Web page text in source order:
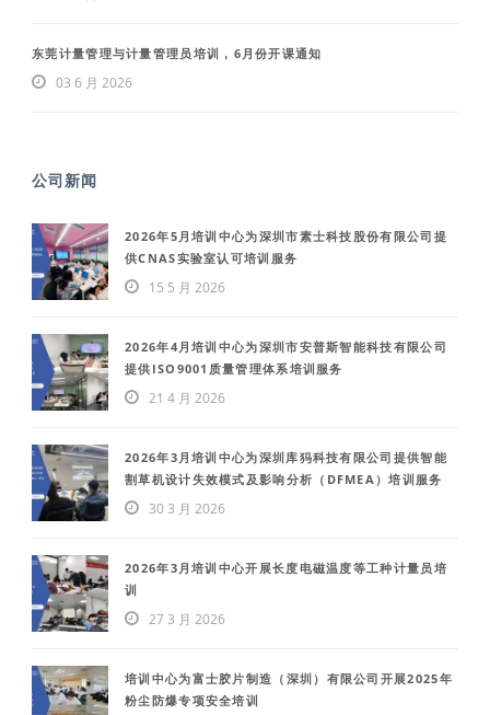
东莞计量管理与计量管理员培训，6月份开课通知
03 6 月 2026
公司新闻
2026年5月培训中心为深圳市素士科技股份有限公司提
供CNAS实验室认可培训服务
15 5 月 2026
2026年4月培训中心为深圳市安普斯智能科技有限公司
提供ISO9001质量管理体系培训服务
21 4 月 2026
2026年3月培训中心为深圳库犸科技有限公司提供智能
割草机设计失效模式及影响分析（DFMEA）培训服务
30 3 月 2026
2026年3月培训中心开展长度电磁温度等工种计量员培
训
27 3 月 2026
培训中心为富士胶片制造（深圳）有限公司开展2025年
粉尘防爆专项安全培训